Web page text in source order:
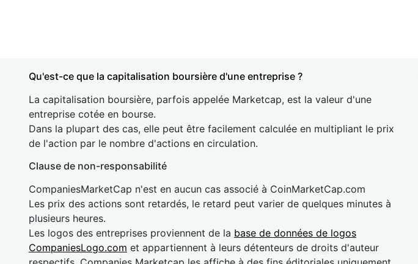
Qu'est-ce que la capitalisation boursière d'une entreprise ?
La capitalisation boursière, parfois appelée Marketcap, est la valeur d'une
entreprise cotée en bourse.
Dans la plupart des cas, elle peut être facilement calculée en multipliant le prix
de l'action par le nombre d'actions en circulation.
Clause de non-responsabilité
CompaniesMarketCap n'est en aucun cas associé à CoinMarketCap.com
Les prix des actions sont retardés, le retard peut varier de quelques minutes à
plusieurs heures.
Les logos des entreprises proviennent de la base de données de logos
CompaniesLogo.com et appartiennent à leurs détenteurs de droits d'auteur